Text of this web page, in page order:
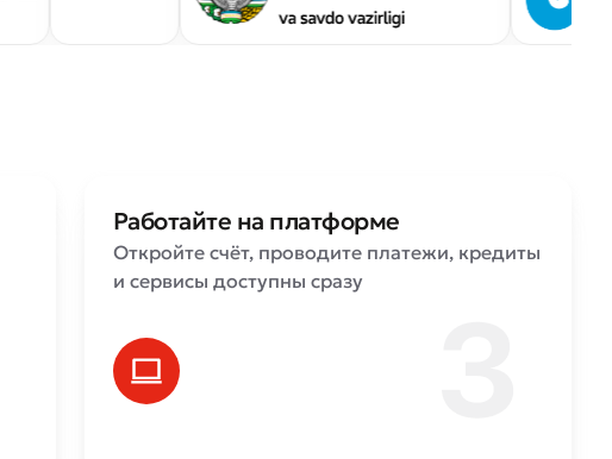
Работайте на платформе
Откройте счёт, проводите платежи, кредиты
и сервисы доступны сразу